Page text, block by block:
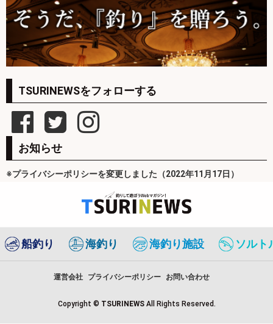
TSURINEWSをフォローする
お知らせ
※プライバシーポリシーを変更しました（2022年11月17日）
船釣り 海釣り 海釣り施設 ソルト
運営会社 プライバシーポリシー お問い合わせ
Copyright © TSURINEWS All Rights Reserved.